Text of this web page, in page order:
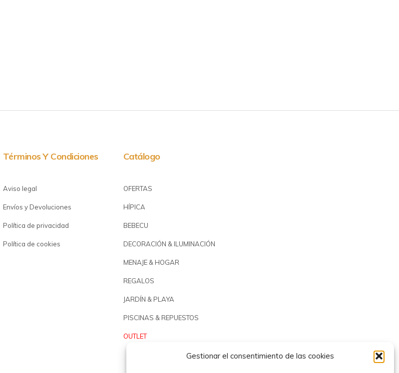
Gestionar el consentimiento de las cookies
Términos Y Condiciones
Aviso legal
Envíos y Devoluciones
Política de privacidad
Política de cookies
Catálogo
OFERTAS
HÍPICA
BEBECU
DECORACIÓN & ILUMINACIÓN
MENAJE & HOGAR
REGALOS
JARDÍN & PLAYA
PISCINAS & REPUESTOS
OUTLET